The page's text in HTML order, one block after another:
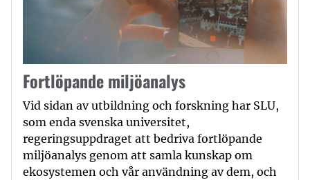
Fortlöpande miljöanalys
Vid sidan av utbildning och forskning har SLU,
som enda svenska universitet,
regeringsuppdraget att bedriva fortlöpande
miljöanalys genom att samla kunskap om
ekosystemen och vår användning av dem, och